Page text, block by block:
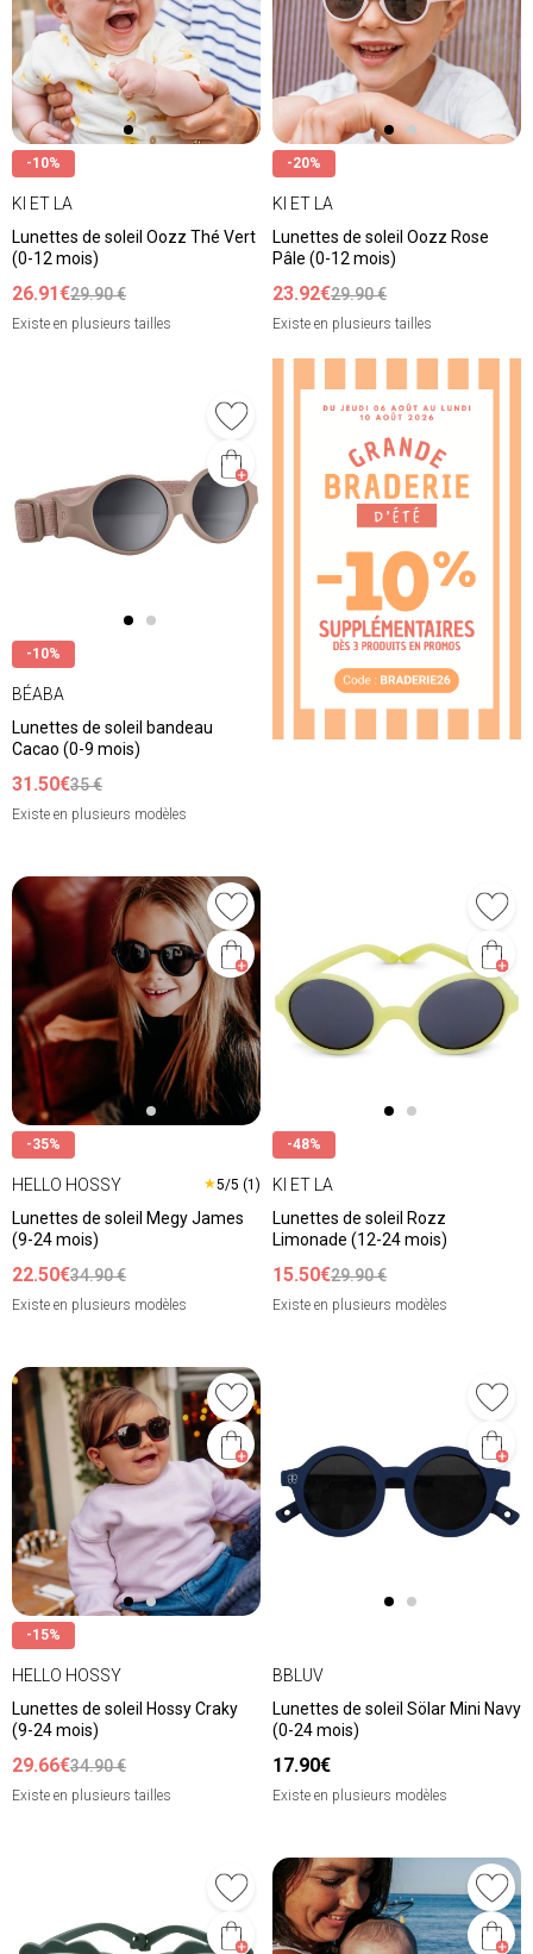
-10%
KI ET LA
Lunettes de soleil Oozz Thé Vert
(0-12 mois)
26.91€29.90 €
Existe en plusieurs tailles
-20%
KI ET LA
Lunettes de soleil Oozz Rose
Pâle (0-12 mois)
23.92€29.90 €
Existe en plusieurs tailles
-10%
BÉABA
Lunettes de soleil bandeau
Cacao (0-9 mois)
31.50€35 €
Existe en plusieurs modèles
-35%
HELLO HOSSY ★5/5 (1)
Lunettes de soleil Megy James
(9-24 mois)
22.50€34.90 €
Existe en plusieurs modèles
-48%
KI ET LA
Lunettes de soleil Rozz
Limonade (12-24 mois)
15.50€29.90 €
Existe en plusieurs modèles
-15%
HELLO HOSSY
Lunettes de soleil Hossy Craky
(9-24 mois)
29.66€34.90 €
Existe en plusieurs tailles
BBLUV
Lunettes de soleil Sölar Mini Navy
(0-24 mois)
17.90€
Existe en plusieurs modèles